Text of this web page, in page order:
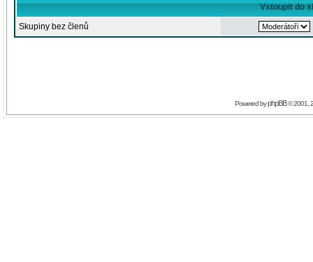
Vstoupit do
Skupiny bez členů
Powered byphpBB© 2001,